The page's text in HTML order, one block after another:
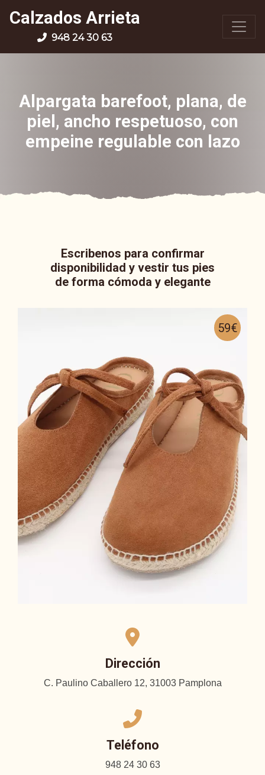
Calzados Arrieta
948 24 30 63
Alpargata barefoot, plana, de
piel, ancho respetuoso, con
empeine regulable con lazo
Escribenos para confirmar
disponibilidad y vestir tus pies
de forma cómoda y elegante
59€
Dirección
C. Paulino Caballero 12, 31003 Pamplona
Teléfono
948 24 30 63